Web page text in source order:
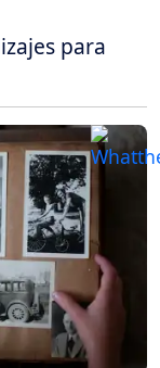
para